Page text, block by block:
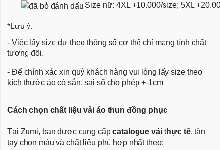
Size nữ: 4XL +10.000/size; 5XL
*Lưu ý:
- Việc lấy size dự theo thông số cơ thể chỉ mang tính chất
tương đối.
- Để chính xác xin quý khách hàng vui lòng lấy size theo
kích thước áo có sẵn, sai số cho phép +-1cm
Cách chọn chất liệu vải áo thun đồng phục
Tại Zumi, bạn được cung cấp catalogue vải thực tế, tận
tay chọn màu và chất liệu phù hợp nhất theo: